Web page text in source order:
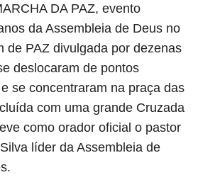
DA PAZ, evento
da Assembleia de Deus no
de PAZ divulgada por dezenas
deslocaram de pontos
se concentraram na praça das
com uma grande Cruzada
como orador oficial o pastor
líder da Assembleia de